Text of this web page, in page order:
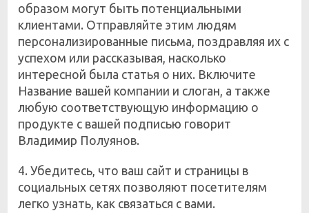
образом могут быть потенциальными
клиентами. Отправляйте этим людям
персонализированные письма, поздравляя их с
успехом или рассказывая, насколько
интересной была статья о них. Включите
Название вашей компании и слоган, а также
любую соответствующую информацию о
продукте с вашей подписью говорит
Владимир Полуянов.
4. Убедитесь, что ваш сайт и страницы в
социальных сетях позволяют посетителям
легко узнать, как связаться с вами.